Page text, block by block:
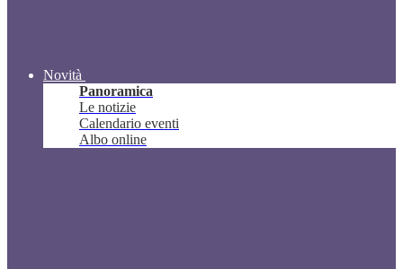
Novità
Panoramica
Le notizie
Calendario eventi
Albo online